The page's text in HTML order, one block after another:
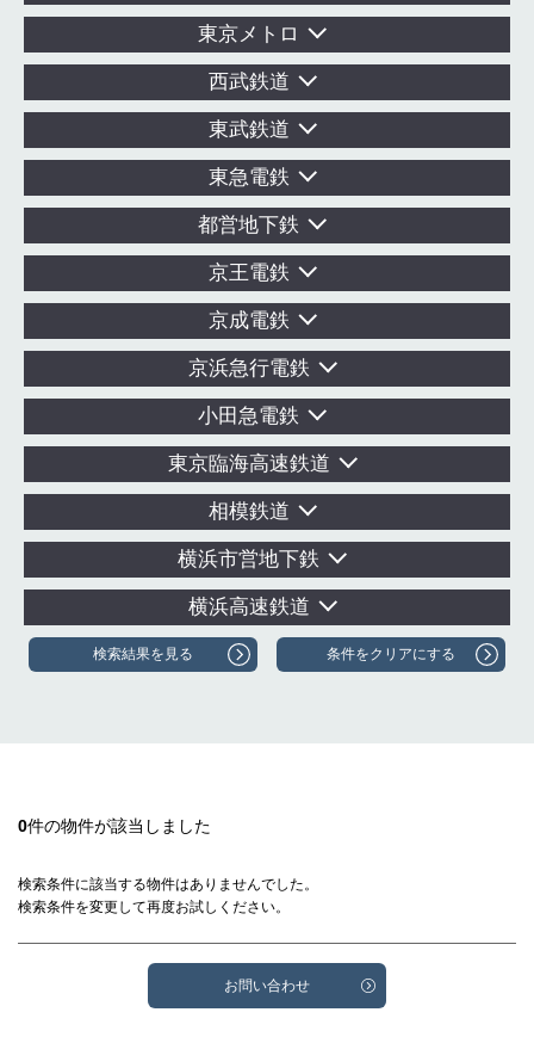
東京メトロ
西武鉄道
東武鉄道
東急電鉄
都営地下鉄
京王電鉄
京成電鉄
京浜急行電鉄
小田急電鉄
東京臨海高速鉄道
相模鉄道
横浜市営地下鉄
横浜高速鉄道
0件の物件が該当しました
検索条件に該当する物件はありませんでした。
検索条件を変更して再度お試しください。
お問い合わせ